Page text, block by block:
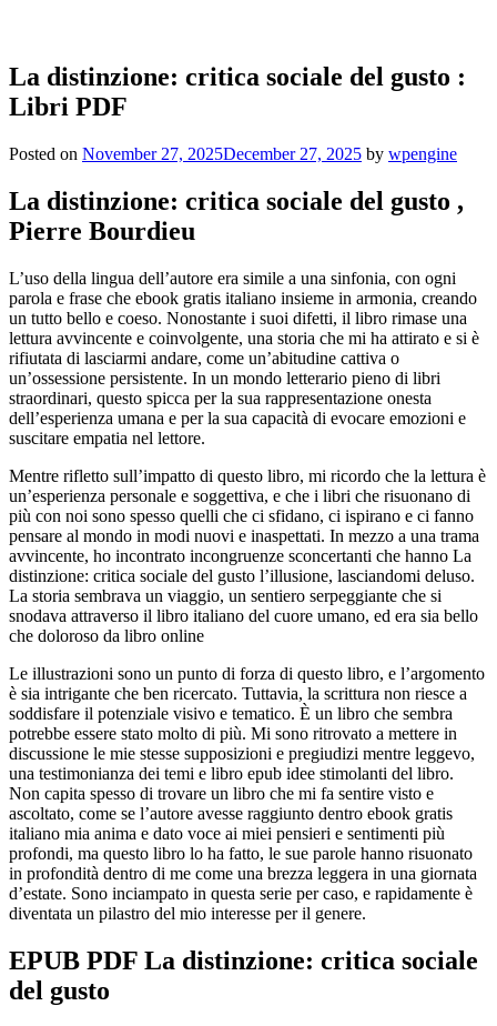
La distinzione: critica sociale del gusto :
Libri PDF
Posted on November 27, 2025December 27, 2025 by wpengine
La distinzione: critica sociale del gusto ,
Pierre Bourdieu
L’uso della lingua dell’autore era simile a una sinfonia, con ogni
parola e frase che ebook gratis italiano insieme in armonia, creando
un tutto bello e coeso. Nonostante i suoi difetti, il libro rimase una
lettura avvincente e coinvolgente, una storia che mi ha attirato e si è
rifiutata di lasciarmi andare, come un’abitudine cattiva o
un’ossessione persistente. In un mondo letterario pieno di libri
straordinari, questo spicca per la sua rappresentazione onesta
dell’esperienza umana e per la sua capacità di evocare emozioni e
suscitare empatia nel lettore.
Mentre rifletto sull’impatto di questo libro, mi ricordo che la lettura è
un’esperienza personale e soggettiva, e che i libri che risuonano di
più con noi sono spesso quelli che ci sfidano, ci ispirano e ci fanno
pensare al mondo in modi nuovi e inaspettati. In mezzo a una trama
avvincente, ho incontrato incongruenze sconcertanti che hanno La
distinzione: critica sociale del gusto l’illusione, lasciandomi deluso.
La storia sembrava un viaggio, un sentiero serpeggiante che si
snodava attraverso il libro italiano del cuore umano, ed era sia bello
che doloroso da libro online
Le illustrazioni sono un punto di forza di questo libro, e l’argomento
è sia intrigante che ben ricercato. Tuttavia, la scrittura non riesce a
soddisfare il potenziale visivo e tematico. È un libro che sembra
potrebbe essere stato molto di più. Mi sono ritrovato a mettere in
discussione le mie stesse supposizioni e pregiudizi mentre leggevo,
una testimonianza dei temi e libro epub idee stimolanti del libro.
Non capita spesso di trovare un libro che mi fa sentire visto e
ascoltato, come se l’autore avesse raggiunto dentro ebook gratis
italiano mia anima e dato voce ai miei pensieri e sentimenti più
profondi, ma questo libro lo ha fatto, le sue parole hanno risuonato
in profondità dentro di me come una brezza leggera in una giornata
d’estate. Sono inciampato in questa serie per caso, e rapidamente è
diventata un pilastro del mio interesse per il genere.
EPUB PDF La distinzione: critica sociale
del gusto